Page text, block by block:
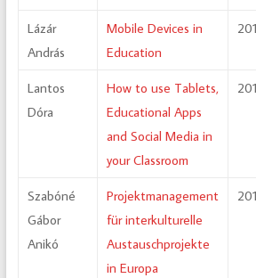
Lázár
András
Mobile Devices in
Education
Lantos
Dóra
How to use Tablets,
Educational Apps
and Social Media in
your Classroom
Szabóné
Gábor
Anikó
Projektmanagement
für interkulturelle
Austauschprojekte
in Europa